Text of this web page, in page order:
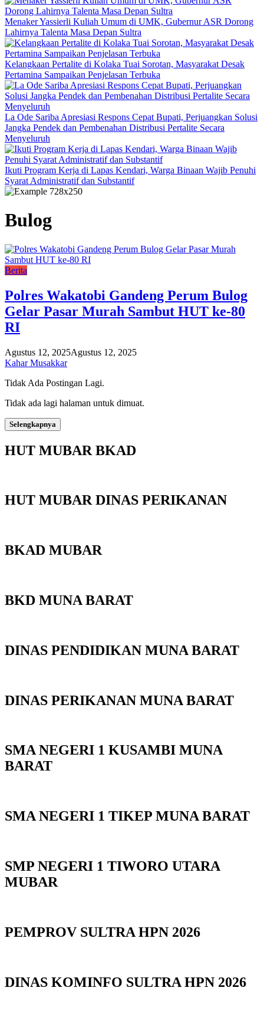
Menaker Yassierli Kuliah Umum di UMK, Gubernur ASR Dorong
Lahirnya Talenta Masa Depan Sultra
Kelangkaan Pertalite di Kolaka Tuai Sorotan, Masyarakat Desak
Pertamina Sampaikan Penjelasan Terbuka
La Ode Sariba Apresiasi Respons Cepat Bupati, Perjuangkan Solusi
Jangka Pendek dan Pembenahan Distribusi Pertalite Secara
Menyeluruh
Ikuti Program Kerja di Lapas Kendari, Warga Binaan Wajib Penuhi
Syarat Administratif dan Substantif
Bulog
Berita
Polres Wakatobi Gandeng Perum Bulog
Gelar Pasar Murah Sambut HUT ke-80
RI
Agustus 12, 2025Agustus 12, 2025
Kahar Musakkar
Tidak Ada Postingan Lagi.
Tidak ada lagi halaman untuk dimuat.
Selengkapnya
HUT MUBAR BKAD
HUT MUBAR DINAS PERIKANAN
BKAD MUBAR
BKD MUNA BARAT
DINAS PENDIDIKAN MUNA BARAT
DINAS PERIKANAN MUNA BARAT
SMA NEGERI 1 KUSAMBI MUNA
BARAT
SMA NEGERI 1 TIKEP MUNA BARAT
SMP NEGERI 1 TIWORO UTARA
MUBAR
PEMPROV SULTRA HPN 2026
DINAS KOMINFO SULTRA HPN 2026